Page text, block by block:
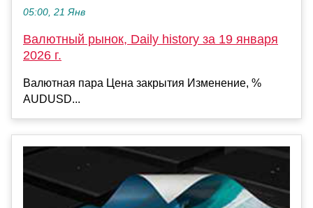
05:00, 21 Янв
Валютный рынок, Daily history за 19 января
2026 г.
Валютная пара Цена закрытия Изменение, %
AUDUSD...